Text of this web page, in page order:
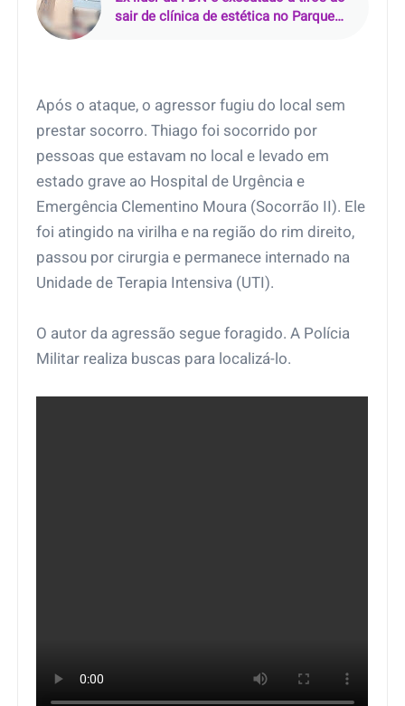
sair de clínica de estética no Parque
Após o ataque, o agressor fugiu do local sem
prestar socorro. Thiago foi socorrido por
pessoas que estavam no local e levado em
estado grave ao Hospital de Urgência e
Emergência Clementino Moura (Socorrão II). Ele
foi atingido na virilha e na região do rim direito,
passou por cirurgia e permanece internado na
Unidade de Terapia Intensiva (UTI).
O autor da agressão segue foragido. A Polícia
Militar realiza buscas para localizá-lo.